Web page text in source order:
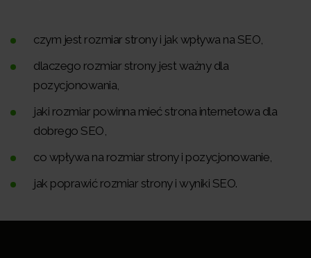
czym jest rozmiar strony i jak wpływa na SEO,
dlaczego rozmiar strony jest ważny dla
pozycjonowania,
jaki rozmiar powinna mieć strona internetowa dla
dobrego SEO,
co wpływa na rozmiar strony i pozycjonowanie,
jak poprawić rozmiar strony i wyniki SEO.